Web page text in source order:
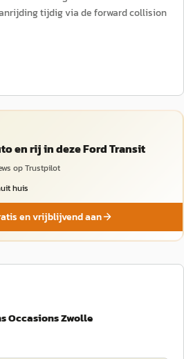
tijdig via de forward collision
en rij in deze Ford Transit
op Trustpilot
huis
en vrijblijvend aan
Occasions Zwolle